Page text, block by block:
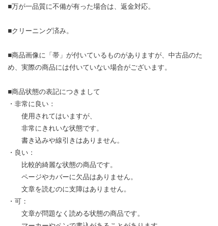
■万が一品質に不備が有った場合は、返金対応。
■クリーニング済み。
■商品画像に「帯」が付いているものがありますが、中古品のた
め、実際の商品には付いていない場合がございます。
■商品状態の表記につきまして
・非常に良い：
使用されてはいますが、
非常にきれいな状態です。
書き込みや線引きはありません。
・良い：
比較的綺麗な状態の商品です。
ページやカバーに欠品はありません。
文章を読むのに支障はありません。
・可：
文章が問題なく読める状態の商品です。